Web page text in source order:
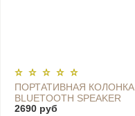
ПОРТАТИВНАЯ КОЛОНКА
BLUETOOTH SPEAKER
GOLD
2690 руб